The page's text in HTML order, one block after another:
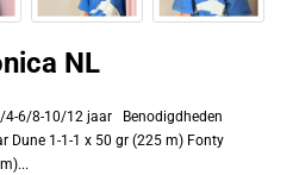
NL
4-6/8-10/12 jaar Benodigdheden
Dune 1-1-1 x 50 gr (225 m) Fonty